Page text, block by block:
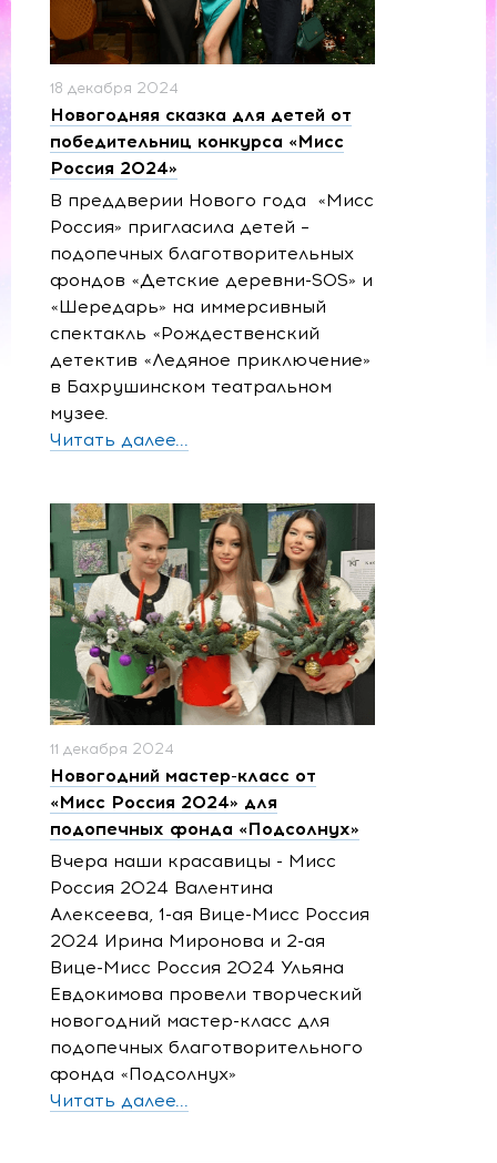
18 декабря 2024
Новогодняя сказка для детей от
победительниц конкурса «Мисс
Россия 2024»
В преддверии Нового года «Мисс
Россия» пригласила детей –
подопечных благотворительных
фондов «Детские деревни-SOS» и
«Шередарь» на иммерсивный
спектакль «Рождественский
детектив «Ледяное приключение»
в Бахрушинском театральном
музее.
Читать далее...
11 декабря 2024
Новогодний мастер-класс от
«Мисс Россия 2024» для
подопечных фонда «Подсолнух»
Вчера наши красавицы - Мисс
Россия 2024 Валентина
Алексеева, 1-ая Вице-Мисс Россия
2024 Ирина Миронова и 2-ая
Вице-Мисс Россия 2024 Ульяна
Евдокимова провели творческий
новогодний мастер-класс для
подопечных благотворительного
фонда «Подсолнух»
Читать далее...